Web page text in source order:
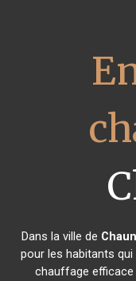
Dans la ville de
pour les habitants
chauffage